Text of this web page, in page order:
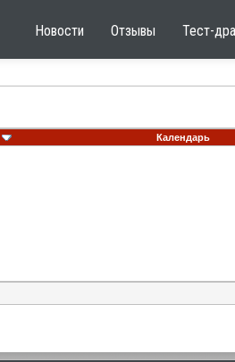
Новости Отзывы Тест-
Календарь